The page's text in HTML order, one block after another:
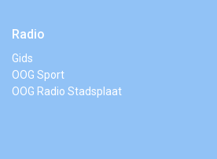
Radio
Gids
OOG Sport
OOG Radio Stadsplaat